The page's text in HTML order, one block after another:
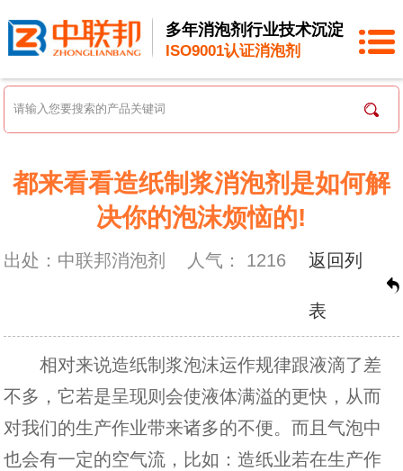
多年消泡剂行业技术沉淀
ISO9001认证消泡剂
都来看看造纸制浆消泡剂是如何解
决你的泡沫烦恼的!
出处：中联邦消泡剂 人气： 1216 返回列
表
相对来说造纸制浆泡沫运作规律跟液滴了差
不多，它若是呈现则会使液体满溢的更快，从而
对我们的生产作业带来诸多的不便。而且气泡中
也会有一定的空气流，比如：造纸业若在生产作